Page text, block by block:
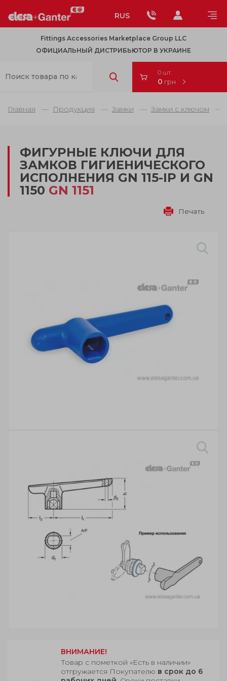
RUS
Fittings Accessories Marketplace Group LLC
ОФИЦИАЛЬНЫЙ ДИСТРИБЬЮТОР В УКРАИНЕ
0 шт.
0 грн
Главная Продукция Замки Замки с ключом
ФИГУРНЫЕ КЛЮЧИ ДЛЯ
ЗАМКОВ ГИГИЕНИЧЕСКОГО
ИСПОЛНЕНИЯ GN 115-IP И GN
1150 GN 1151
Печать
ВНИМАНИЕ!
Товар с пометкой «Есть в наличии»
отгружается Покупателю в срок до 6